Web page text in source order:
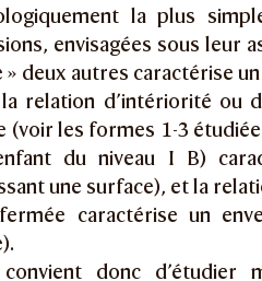
la plus
envisagées sous leur
» deux autres caractérise
relation d’intériorité ou
(voir les formes 1-3
du niveau I B)
une surface), et la
caractérise un
donc d’étudier